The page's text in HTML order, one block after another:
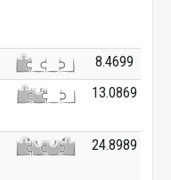
8.4699
13.0869
24.8989